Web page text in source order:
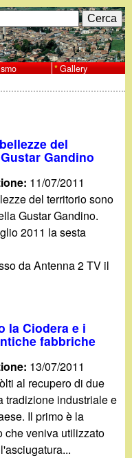
Gallery
del
Gandino
11/07/2011
del territorio sono
Gustar Gandino.
2011 la sesta
da Antenna 2 TV il
la Ciodera e i
fabbriche
13/07/2011
al recupero di due
tradizione industriale e
Il primo è la
che veniva utilizzato